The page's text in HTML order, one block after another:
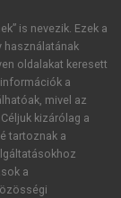
is nevezik. Ezek a
használatának
oldalakat keresett
a
mivel az
kizárólag a
tartoznak a
a